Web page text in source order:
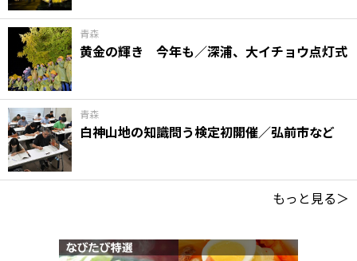
青森
黄金の輝き 今年も／深浦、大イチョウ点灯式
青森
白神山地の知識問う検定初開催／弘前市など
もっと見る＞